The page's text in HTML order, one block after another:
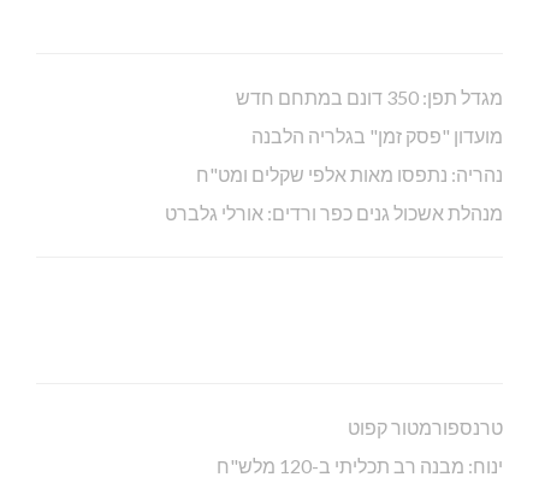
מגדל תפן: 350 דונם במתחם חדש
מועדון "פסק זמן" בגלריה הלבנה
נהריה: נתפסו מאות אלפי שקלים ומט"ח
מנהלת אשכול גנים כפר ורדים: אורלי גלברט
טרנספורמטור קפוט
ינוח: מבנה רב תכליתי ב-120 מלש"ח